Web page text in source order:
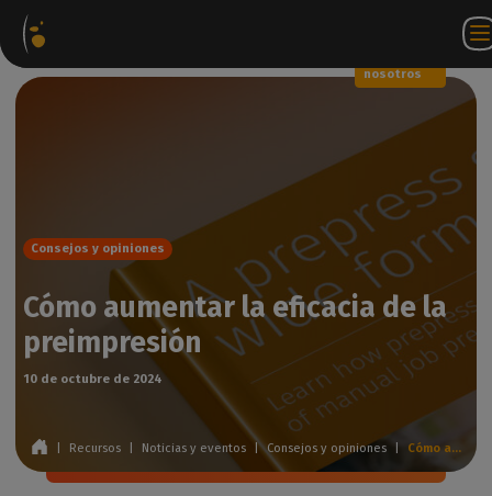
de
nosotros
ES
Consejos y opiniones
Cómo aumentar la eficacia de la
preimpresión
10 de octubre de 2024
Recursos Noticias y eventos | Consejos y opiniones Cómo aumentar la eficacia de la preimpresión